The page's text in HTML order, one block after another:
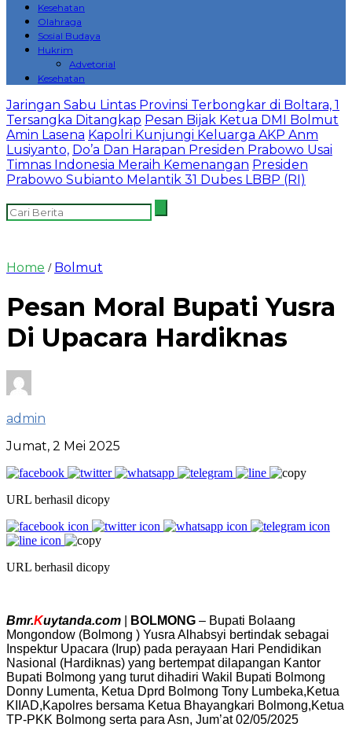
Kesehatan
Olahraga
Sosial Budaya
Hukrim
Advetorial
Kesehatan
Jaringan Sabu Lintas Provinsi Terbongkar di Boltara, 1
Tersangka Ditangkap Pesan Bijak Ketua DMI Bolmut
Amin Lasena Kapolri Kunjungi Keluarga AKP Anm
Lusiyanto, Do’a Dan Harapan Presiden Prabowo Usai
Timnas Indonesia Meraih Kemenangan Presiden
Prabowo Subianto Melantik 31 Dubes LBBP (RI)
Home / Bolmut
Pesan Moral Bupati Yusra
Di Upacara Hardiknas
admin
Jumat, 2 Mei 2025
URL berhasil dicopy
URL berhasil dicopy
Bmr.Kuytanda.com BOLMONG – Bupati Bolaang
Mongondow (Bolmong ) Yusra Alhabsyi bertindak sebagai
Inspektur Upacara (Irup) pada perayaan Hari Pendidikan
Nasional (Hardiknas) yang bertempat dilapangan Kantor
Bupati Bolmong yang turut dihadiri Wakil Bupati Bolmong
Donny Lumenta, Ketua Dprd Bolmong Tony Lumbeka,Ketua
KIIAD,Kapolres bersama Ketua Bhayangkari Bolmong,Ketua
TP-PKK Bolmong serta para Asn, Jum’at 02/05/2025